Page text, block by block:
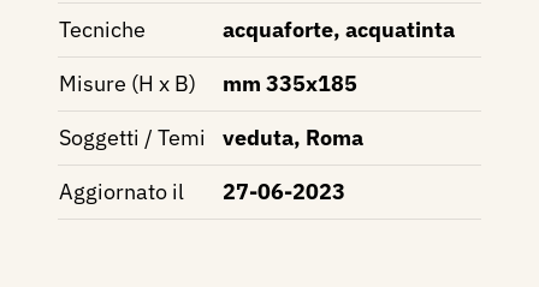
Tecniche
acquaforte, acquatinta
Misure (H x B)
mm 335x185
Soggetti / Temi
veduta, Roma
Aggiornato il
27-06-2023